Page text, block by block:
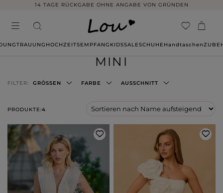
14 TAGE RÜCKGABE OHNE ANGABE VON GRÜNDEN
TRAUUNG HOCHZEITSEMPFANG KIDSSALESCHUHE Handtaschen
MINI
PRODUKTE:4
FILTER: GRÖSSEN FARBE AUSSCHNITT